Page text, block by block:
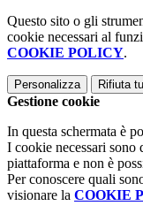
Questo sito o gli
cookie necessari al
COOKIE POLICY.
Personalizza Rifiuta
Gestione cookie
In questa schermata è
I cookie necessari
piattaforma e non è
Per conoscere quali
visionare la COOKIE